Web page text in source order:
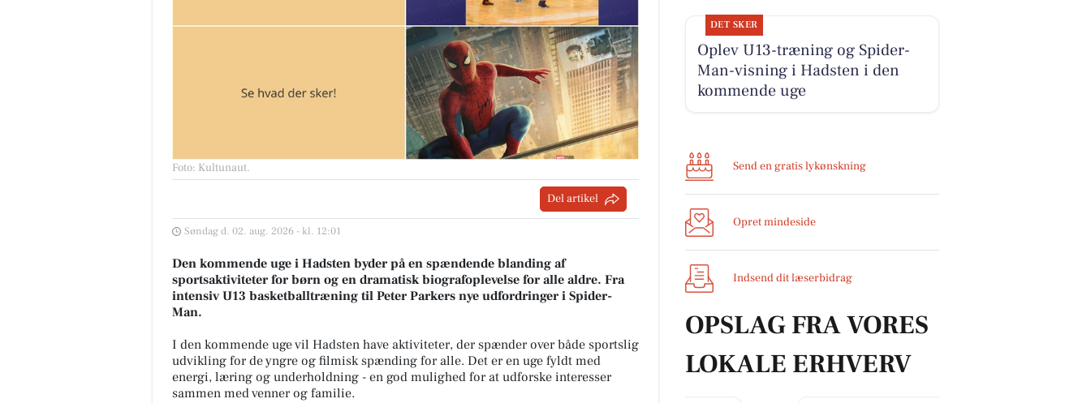
Foto: Kultunaut.
Del artikel
Søndag d. 02. aug. 2026 - kl. 12:01
Den kommende uge i Hadsten byder på en spændende blanding af
sportsaktiviteter for børn og en dramatisk biografoplevelse for alle aldre. Fra
intensiv U13 basketballtræning til Peter Parkers nye udfordringer i Spider-
Man.
I den kommende uge vil Hadsten have aktiviteter, der spænder over både sportslig
udvikling for de yngre og filmisk spænding for alle. Det er en uge fyldt med
energi, læring og underholdning - en god mulighed for at udforske interesser
sammen med venner og familie.
DET SKER
Oplev U13-træning og Spider-
Man-visning i Hadsten i den
kommende uge
Send en gratis lykønskning
Opret mindeside
Indsend dit læserbidrag
OPSLAG FRA VORES
LOKALE ERHVERV